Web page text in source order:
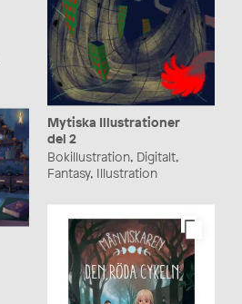
Mytiska Illustrationer
del 2
Bokillustration, Digitalt,
Fantasy, Illustration